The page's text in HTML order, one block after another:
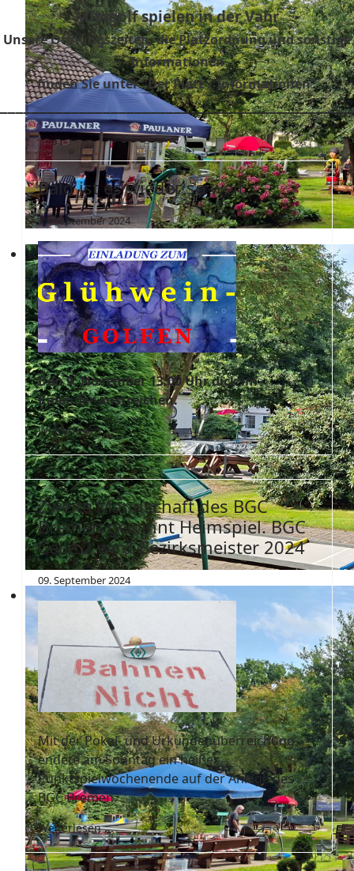
Minigolf spielen in der Vahr
Unsere Öffnungszeiten, die Platzordnung und sonstige
Informationen
finden Sie unter "Der Platz / Informationen"
Bald ist es wieder so weit…
15. September 2024
Den 9. November 13:00 Uhr dick im
Kalender anstreichen.
Weiterlesen ...
Zweite Mannschaft des BGC
Bremen gewinnt Heimspiel. BGC
Celle 2 wird Bezirksmeister 2024
09. September 2024
Mit der Pokal- und Urkundenüberreichung
endete am Sonntag ein heißes
Punktspielwochenende auf der Anlage des
BGC Bremen.
Weiterlesen ...